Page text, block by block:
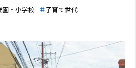
にぴったりの保育園・幼稚園が見つ
園・小学校 子育て世代